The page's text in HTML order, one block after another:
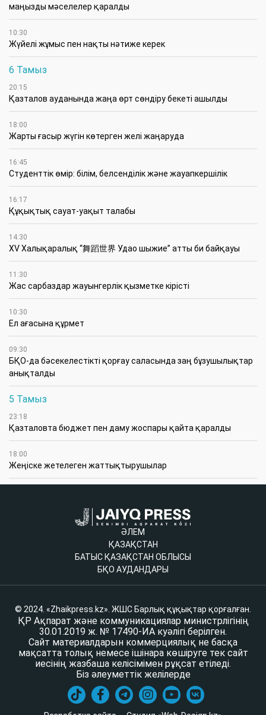
маңызды мәселелер қаралды
10:30
Жүйелі жұмыс пен нақты нәтиже керек
6 Тамыз
20:15
Қазталов ауданында жаңа өрт сөндіру бекеті ашылды
18:00
Жарты ғасыр жүгін көтерген желі жаңаруда
16:45
Студенттік өмір: білім, белсенділік және жауапкершілік
16:17
Құқықтық сауат-уақыт талабы
14:30
XV Халықаралық “舞蹈世界 Удао шыжие” атты би байқауы
11:30
Жас сарбаздар жауынгерлік қызметке кірісті
10:30
Ел ағасына құрмет
09:30
БҚО-да бәсекелестікті қорғау саласында заң бұзушылықтар
анықталды
5 Тамыз
23:18
Қазталовта бюджет пен даму жоспары қайта қаралды
18:00
Жеңіске жетелеген жаттықтырушылар
ӘЛЕМ
ҚАЗАҚСТАН
БАТЫС ҚАЗАҚСТАН ОБЛЫСЫ
БҚО АУДАНДАРЫ
© 2024. «Zhaikpress.kz». ЖШС Барлық құқықтар қорғалған.
ҚР Ақпарат және коммуникациялар министрлігінің
30.01.2019 ж. № 17490-ИА куәлігі берілген.
Сайт материалдарын коммерциялық не басқа
мақсатта толық немесе ішінара көшіруге тек сайт
иесінің жазбаша келісімімен рұқсат етіледі.
Біз әлеуметтік желілерде